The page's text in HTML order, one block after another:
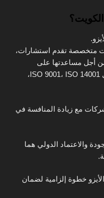
متخصصة تقدم استشارات،
أجل مساعدتها على
الحصول على شهادات معتمدة مثل ISO 9001، ISO 14001،
مع زيادة المنافسة في
والاعتماد الدولي هما
خطوة إلزامية لضمان